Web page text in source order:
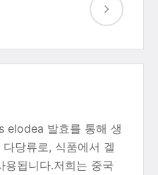
elodea 발효를 통해 생
당류로, 식품에서 겔
용됩니다.저희는 중국